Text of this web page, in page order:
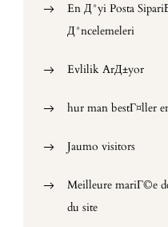
En Д°yi Posta
Д°ncelemeleri
Evlilik ArД±yor
hur man bestГ¤ller
Jaumo visitors
Meilleure mariГ©e
du site